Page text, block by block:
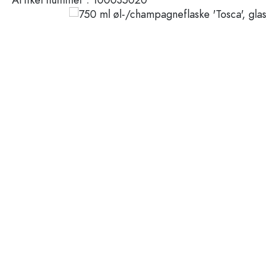
Plastbeholdere